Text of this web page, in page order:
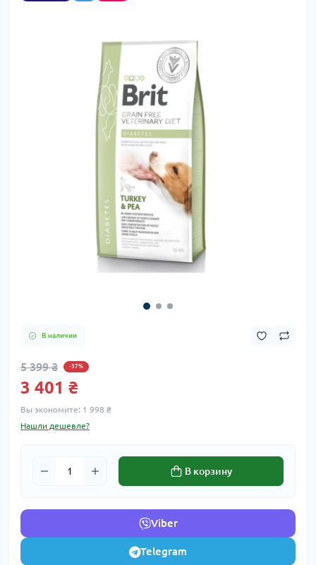
В наличии
5 399 ₴ -37%
3 401 ₴
Вы экономите: 1 998 ₴
Нашли дешевле?
В корзину
Viber
Telegram